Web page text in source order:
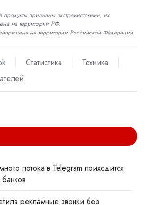
признаны экстремистскими, их
на территории РФ.
на территории Российской Федерации.
Статистика
Техника
потока в Telegram приходится
рекламные звонки без